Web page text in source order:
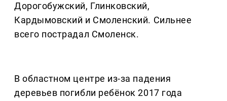
Дорогобужский, Глинковский,
Кардымовский и Смоленский. Сильнее
всего пострадал Смоленск.
В областном центре из-за падения
деревьев погибли ребёнок 2017 года